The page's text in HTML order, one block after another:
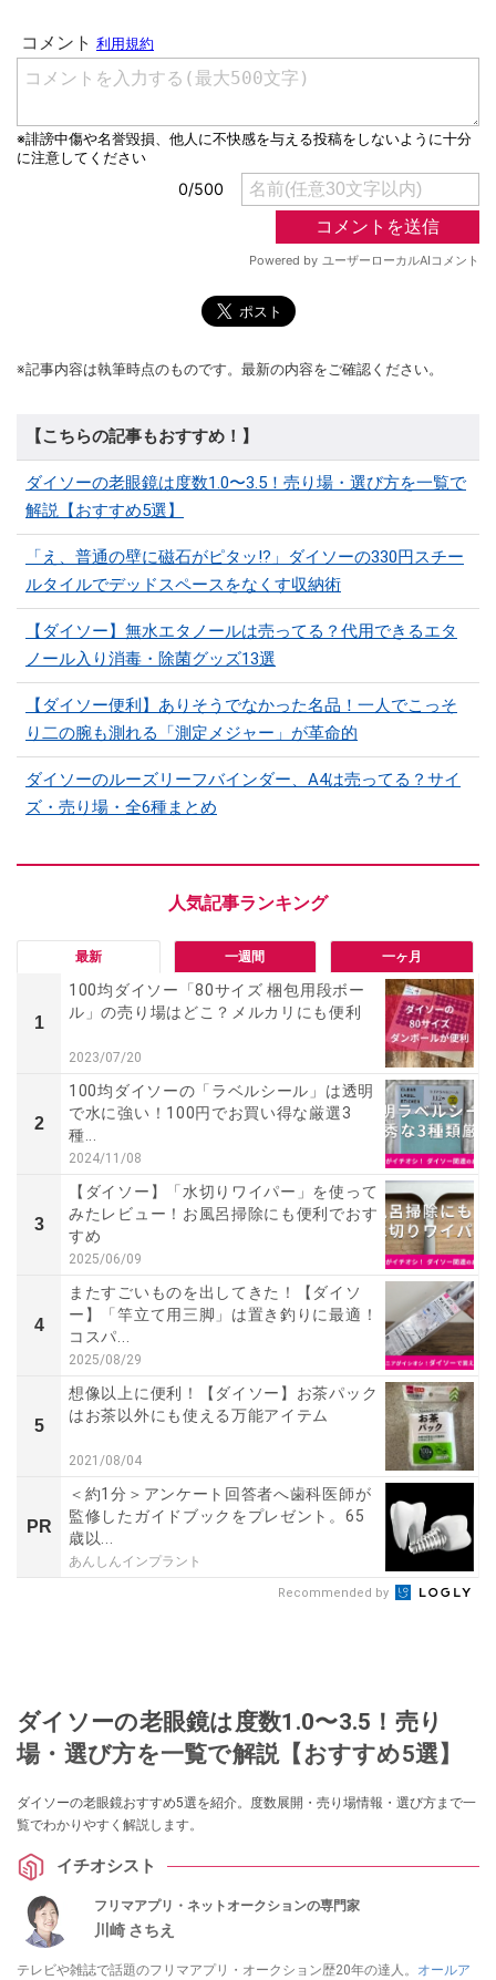
※記事内容は執筆時点のものです。最新の内容をご確認ください。
【こちらの記事もおすすめ！】
ダイソーの老眼鏡は度数1.0〜3.5！売り場・選び方を一覧で
解説【おすすめ5選】
「え、普通の壁に磁石がピタッ!?」ダイソーの330円スチー
ルタイルでデッドスペースをなくす収納術
【ダイソー】無水エタノールは売ってる？代用できるエタ
ノール入り消毒・除菌グッズ13選
【ダイソー便利】ありそうでなかった名品！一人でこっそ
り二の腕も測れる「測定メジャー」が革命的
ダイソーのルーズリーフバインダー、A4は売ってる？サイ
ズ・売り場・全6種まとめ
最新 一週間 一ヶ月
1
100均ダイソー「80サイズ 梱包用段ボー
ル」の売り場はどこ？メルカリにも便利
2023/07/20
2
100均ダイソーの「ラベルシール」は透明
で水に強い！100円でお買い得な厳選3
種...
2024/11/08
3
【ダイソー】「水切りワイパー」を使って
みたレビュー！お風呂掃除にも便利でおす
すめ
2025/06/09
4
またすごいものを出してきた！【ダイソ
ー】「竿立て用三脚」は置き釣りに最適！
コスパ...
2025/08/29
5
想像以上に便利！【ダイソー】お茶パック
はお茶以外にも使える万能アイテム
2021/08/04
PR
＜約1分＞アンケート回答者へ歯科医師が
監修したガイドブックをプレゼント。65
歳以...
あんしんインプラント
Recommended by
ダイソーの老眼鏡は度数1.0〜3.5！売り
場・選び方を一覧で解説【おすすめ5選】
ダイソーの老眼鏡おすすめ5選を紹介。度数展開・売り場情報・選び方まで一
覧でわかりやすく解説します。
イチオシスト
フリマアプリ・ネットオークションの専門家
川崎 さちえ
テレビや雑誌で話題のフリマアプリ・オークション歴20年の達人。 オールア